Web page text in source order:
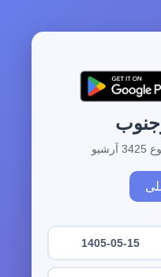
1405-05-15